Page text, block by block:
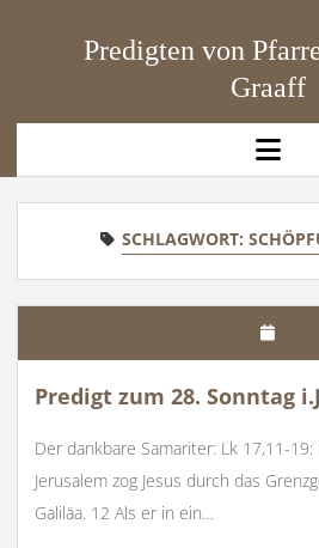
Predigten von
Graaff
open
menu
SCHLAGWORT:
Predigt zum 28. Sonntag
Der dankbare Samariter: Lk 17,11-
Jerusalem zog Jesus durch das
Galiläa. 12 Als er in ein…